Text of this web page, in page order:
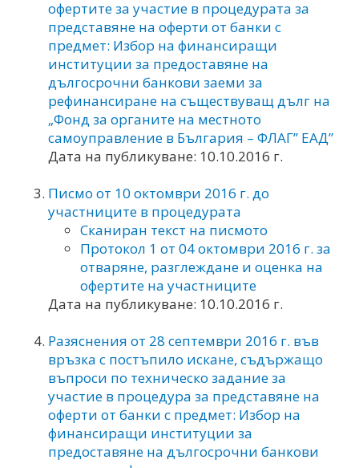
офертите за участие в процедурата за
представяне на оферти от банки с
предмет: Избор на финансиращи
институции за предоставяне на
дългосрочни банкови заеми за
рефинансиране на съществуващ дълг на
„Фонд за органите на местното
самоуправление в България – ФЛАГ” ЕАД”
Дата на публикуване: 10.10.2016 г.
Писмо от 10 октомври 2016 г. до
участниците в процедурата
Сканиран текст на писмото
Протокол 1 от 04 октомври 2016 г. за
отваряне, разглеждане и оценка на
офертите на участниците
Дата на публикуване: 10.10.2016 г.
Разяснения от 28 септември 2016 г. във
връзка с постъпило искане, съдържащо
въпроси по техническо задание за
участие в процедура за представяне на
оферти от банки с предмет: Избор на
финансиращи институции за
предоставяне на дългосрочни банкови